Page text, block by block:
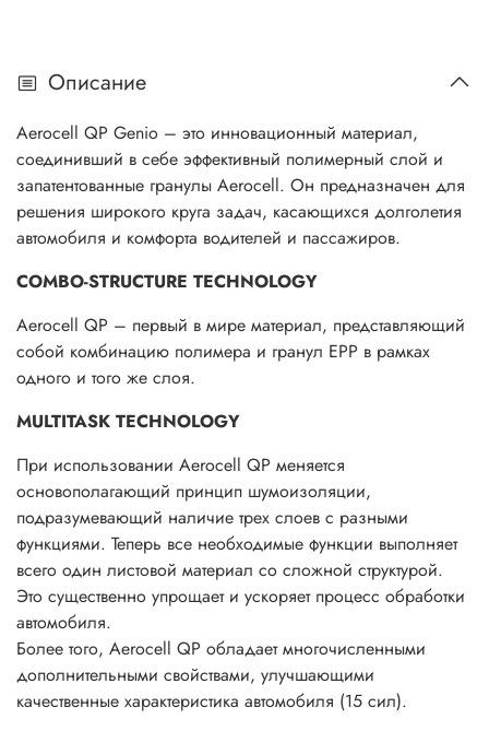
Описание
Aerocell QP Genio – это инновационный материал,
соединивший в себе эффективный полимерный слой и
запатентованные гранулы Aerocell. Он предназначен для
решения широкого круга задач, касающихся долголетия
автомобиля и комфорта водителей и пассажиров.
COMBO-STRUCTURE TECHNOLOGY
Aerocell QP – первый в мире материал, представляющий
собой комбинацию полимера и гранул EPP в рамках
одного и того же слоя.
MULTITASK TECHNOLOGY
При использовании Aerocell QP меняется
основополагающий принцип шумоизоляции,
подразумевающий наличие трех слоев с разными
функциями. Теперь все необходимые функции выполняет
всего один листовой материал со сложной структурой.
Это существенно упрощает и ускоряет процесс обработки
автомобиля.
Более того, Aerocell QP обладает многочисленными
дополнительными свойствами, улучшающими
качественные характеристика автомобиля (15 сил).